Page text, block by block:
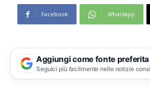
Facebook WhatsApp
Aggiungi come fonte
Seguici più facilmente nelle notizie